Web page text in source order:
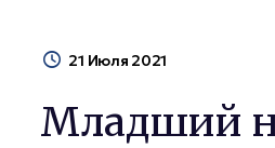
21 Июля 2021
Младший